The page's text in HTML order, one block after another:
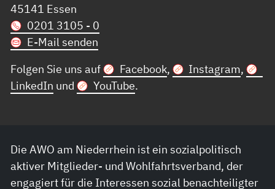
45141 Essen
0201 3105 - 0
E-Mail senden
Folgen Sie uns auf
Facebook, Instagram,
LinkedIn und YouTube.
Die AWO am Niederrhein ist ein sozialpolitisch
aktiver Mitglieder- und Wohlfahrtsverband, der
engagiert für die Interessen sozial benachteiligter